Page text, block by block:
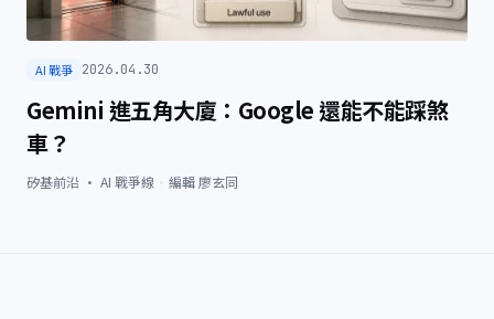
AI 戰爭 2026.04.30
Gemini 進五角大廈：Google 還能不能踩煞
車？
矽基前沿 · AI 戰爭線 編輯廖玄同